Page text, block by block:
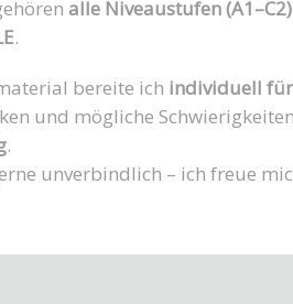
alle Niveaustufen (A1–C2)
.
bereite ich individuell
und mögliche
.
unverbindlich – ich freue